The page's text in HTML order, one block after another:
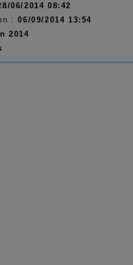
06/2014 08:42
:06/09/2014 13:54
2014